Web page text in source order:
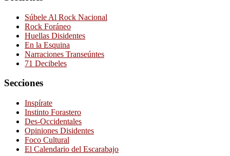
Súbele Al Rock Nacional
Rock Foráneo
Huellas Disidentes
En la Esquina
Narraciones Transeúntes
71 Decibeles
Secciones
Inspírate
Instinto Forastero
Des-Occidentales
Opiniones Disidentes
Foco Cultural
El Calendario del Escarabajo